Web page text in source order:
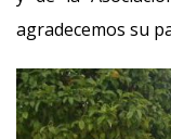
agradecemos su